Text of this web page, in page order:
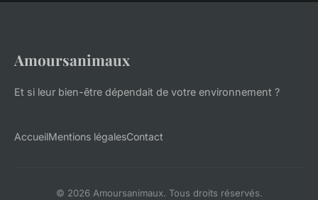
Amoursanimaux
Et si leur bien-être dépendait de votre environnement ?
AccueilMentions légalesContact
© 2026 Amoursanimaux. Tous droits réservés.